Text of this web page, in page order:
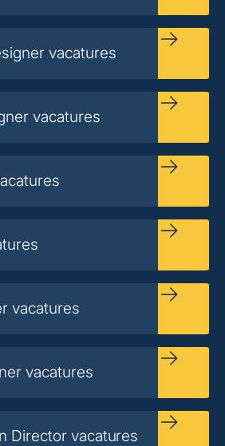
vacatures
vacatures
vacatures
vacatures
Director vacatures